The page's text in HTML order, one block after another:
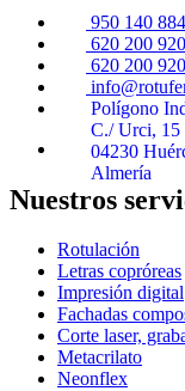
950 140 884
620 200 920
620 200 920
Polígono
C./ Urci, 15
04230
Almería
Nuestros
Rotulación
Letras copróreas
Impresión digital
Fachadas
Corte laser,
Metacrilato
Neonflex